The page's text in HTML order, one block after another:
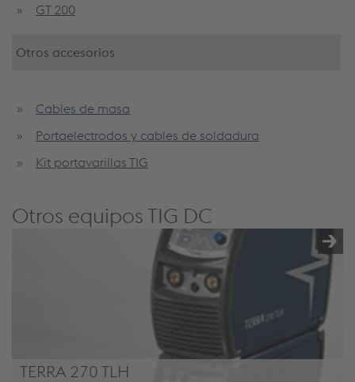
GT 200
Otros accesorios
Cables de masa
Portaelectrodos y cables de soldadura
Kit portavarillas TIG
Otros equipos TIG DC
TERRA 270 TLH